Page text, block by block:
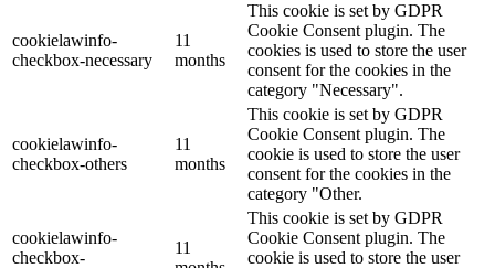
cookielawinfo-
checkbox-necessary
11
months
This cookie is set by GDPR
Cookie Consent plugin. The
cookies is used to store the user
consent for the cookies in the
category "Necessary".
cookielawinfo-
checkbox-others
11
months
This cookie is set by GDPR
Cookie Consent plugin. The
cookie is used to store the user
consent for the cookies in the
category "Other.
cookielawinfo-
checkbox-
11
This cookie is set by GDPR
Cookie Consent plugin. The
cookie is used to store the user